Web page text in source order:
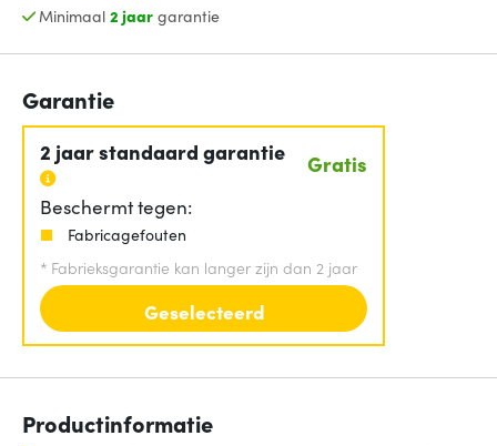
Minimaal 2 jaargarantie
Garantie
2 jaar standaard garantie Gratis
Beschermt tegen:
Fabricagefouten
* Fabrieksgarantie kan langer zijn dan 2 jaar
Geselecteerd
Productinformatie